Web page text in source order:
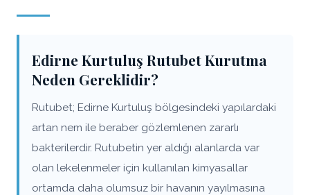
Edirne Kurtuluş Rutubet Kurutma
Neden Gereklidir?
Rutubet; Edirne Kurtuluş bölgesindeki yapılardaki
artan nem ile beraber gözlemlenen zararlı
bakterilerdir. Rutubetin yer aldığı alanlarda var
olan lekelenmeler için kullanılan kimyasallar
ortamda daha olumsuz bir havanın yayılmasına